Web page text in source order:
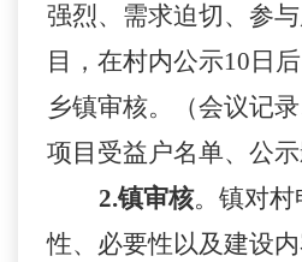
强烈、需求迫切、参
目，在村内公示10日
乡镇审核。（会议记
项目受益户名单、公示
2.镇审核。镇对村
性、必要性以及建设内